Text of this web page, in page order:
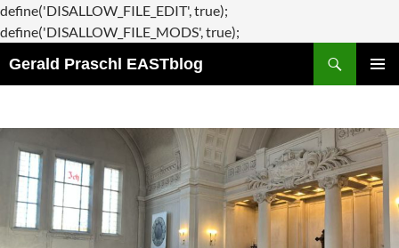
define('DISALLOW_FILE_EDIT', true);
define('DISALLOW_FILE_MODS', true);
Gerald Praschl EASTblog